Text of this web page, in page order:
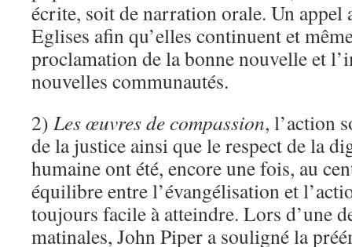
écrite, soit de narration orale. Un appel
Eglises afin qu’elles continuent et
proclamation de la bonne nouvelle et
nouvelles communautés.
2) Les œuvres de compassion, l’action
de la justice ainsi que le respect de la
humaine ont été, encore une fois, au
équilibre entre l’évangélisation et
toujours facile à atteindre. Lors d’une
matinales, John Piper a souligné la